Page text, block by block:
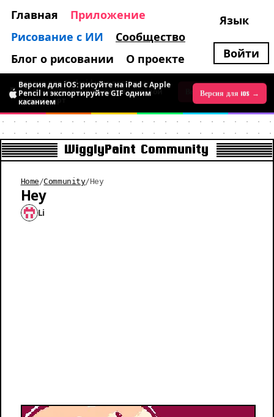
Главная
Приложение
Рисование с ИИ
Сообщество
Блог о рисовании
О проекте
Язык
Войти
Версия для Android уже доступна:
временно бесплатно, рисуйте живой
пиксель-арт
Версия для Android →
Версия для iOS: рисуйте на iPad с Apple
Pencil и экспортируйте GIF одним
касанием
Версия для iOS →
WigglyPaint Community
Home /Community/Hey
Hey
Li